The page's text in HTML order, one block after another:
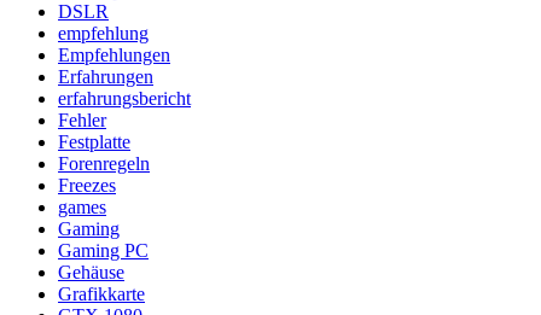
DSLR
empfehlung
Empfehlungen
Erfahrungen
erfahrungsbericht
Fehler
Festplatte
Forenregeln
Freezes
games
Gaming
Gaming PC
Gehäuse
Grafikkarte